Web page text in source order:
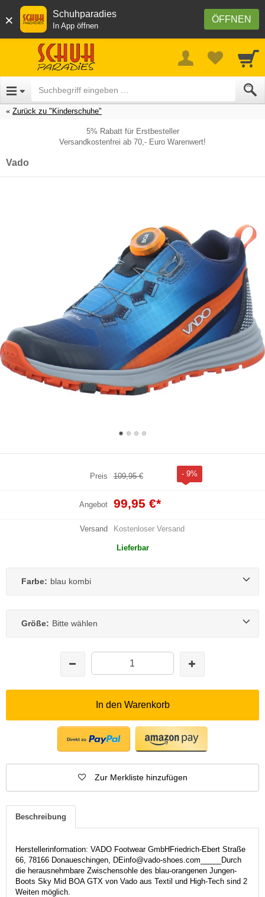
× ÖFFNEN
Schuhparadies
In App öffnen
Zurück zu "Kinderschuhe"
5% Rabatt für Erstbesteller
Versandkostenfrei ab 70,- Euro Warenwert!
Vado
Preis 109,95 € - 9%
Angebot 99,95 €*
Versand Kostenloser Versand
Lieferbar
Farbe: blau kombi
Größe: Bitte wählen
In den Warenkorb
Zur Merkliste hinzufügen
Beschreibung
Herstellerinformation: VADO Footwear GmbHFriedrich-Ebert Straße
66, 78166 Donaueschingen, DEinfo@vado-shoes.com_____Durch
die herausnehmbare Zwischensohle des blau-orangenen Jungen-
Boots Sky Mid BOA GTX von Vado aus Textil und High-Tech sind 2
Weiten möglich.